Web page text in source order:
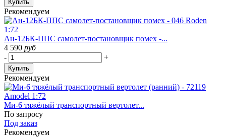
Купить
Рекомендуем
Ан-12БК-ППС самолет-постановщик помех -...
4 590 руб
-
+
Купить
Рекомендуем
Ми-6 тяжёлый транспортный вертолет...
По запросу
Под заказ
Рекомендуем